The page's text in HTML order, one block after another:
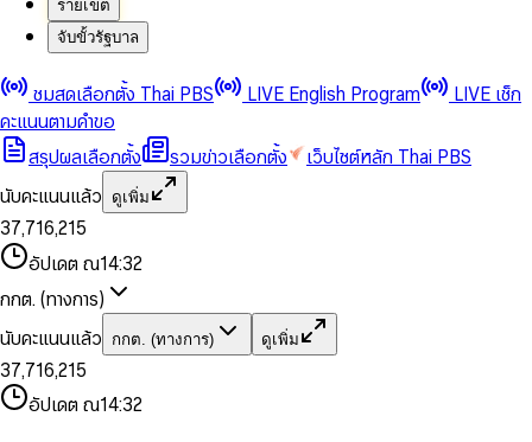
รายเขต
จับขั้วรัฐบาล
ชมสดเลือกตั้ง Thai PBS LIVE English Program
LIVE เช็ก
คะแนนตามคำขอ
สรุปผลเลือกตั้ง
รวมข่าวเลือกตั้ง
เว็บไซต์หลัก Thai PBS
นับคะแนนแล้ว
ดูเพิ่ม
0
1
2
3
4
5
6
8
9
0
1
2
3
4
5
6
7
8
9
,
0
1
2
4
6
7
8
9
0
1
2
3
4
5
6
7
8
9
0
1
3
5
6
7
8
9
,
1
2
4
5
7
8
9
0
1
3
4
6
7
8
9
0
2
3
4
5
7
8
อัปเดต ณ14:32
กกต. (ทางการ)
นับคะแนนแล้ว
กกต. (ทางการ) ดูเพิ่ม
0
1
2
3
4
5
0
1
2
4
5
6
7
8
9
,
0
1
2
4
6
7
8
9
0
1
2
3
0
1
3
5
6
7
8
,
1
2
4
0
1
3
0
2
3
4
5
7
อัปเดต ณ14:32